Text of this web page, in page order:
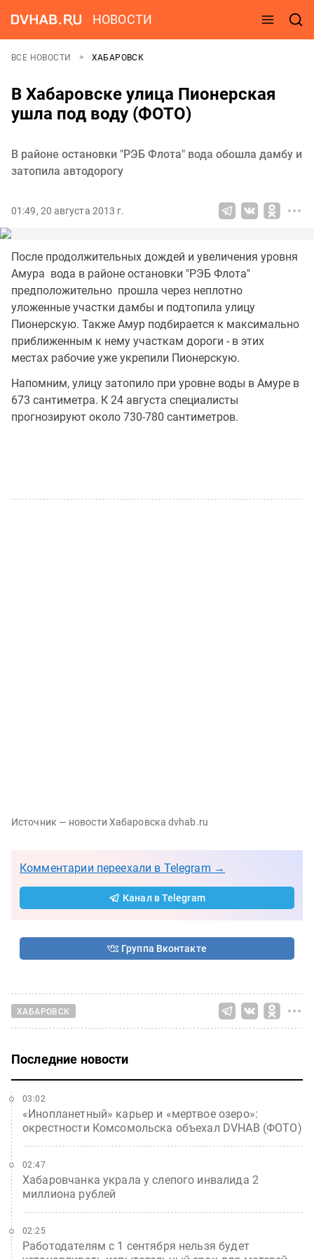
НОВОСТИ
ВСЕ НОВОСТИ ХАБАРОВСК
В Хабаровске улица Пионерская
ушла под воду (ФОТО)
В районе остановки "РЭБ Флота" вода обошла дамбу и
затопила автодорогу
01:49, 20 августа 2013 г.
После продолжительных дождей и увеличения уровня
Амура вода в районе остановки "РЭБ Флота"
предположительно прошла через неплотно
уложенные участки дамбы и подтопила улицу
Пионерскую. Также Амур подбирается к максимально
приближенным к нему участкам дороги - в этих
местах рабочие уже укрепили Пионерскую.
Напомним, улицу затопило при уровне воды в Амуре в
673 сантиметра. К 24 августа специалисты
прогнозируют около 730-780 сантиметров.
Источник — новости Хабаровска dvhab.ru
Комментарии переехали в Telegram →
Канал в Telegram
Группа Вконтакте
ХАБАРОВСК
Последние новости
«Инопланетный» карьер и «мертвое озеро»:
окрестности Комсомольска объехал DVHAB (ФОТО)
03:02
Хабаровчанка украла у слепого инвалида 2
миллиона рублей
02:47
Работодателям с 1 сентября нельзя будет
02:25